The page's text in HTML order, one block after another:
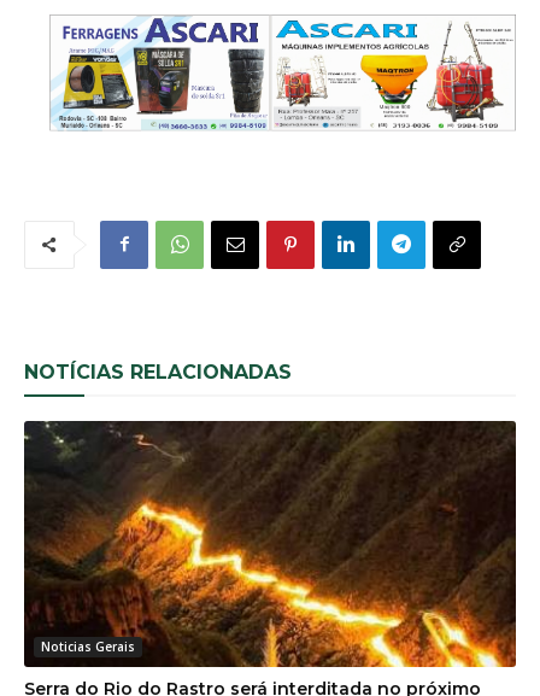
NOTÍCIAS RELACIONADAS
Noticias Gerais
Serra do Rio do Rastro será interditada no próximo